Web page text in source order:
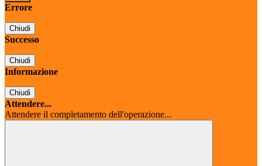
Errore
Chiudi
Successo
Chiudi
Informazione
Chiudi
Attendere...
Attendere il completamento dell'operazione...